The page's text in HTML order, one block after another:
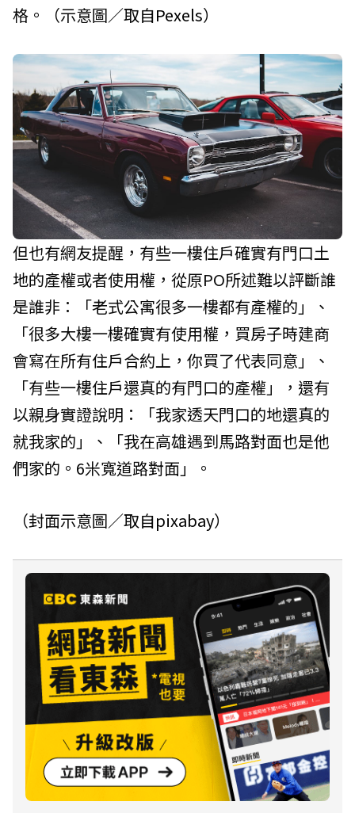
格。（示意圖／取自Pexels）
但也有網友提醒，有些一樓住戶確實有門口土
地的產權或者使用權，從原PO所述難以評斷誰
是誰非：「老式公寓很多一樓都有產權的」、
「很多大樓一樓確實有使用權，買房子時建商
會寫在所有住戶合約上，你買了代表同意」、
「有些一樓住戶還真的有門口的產權」，還有
以親身實證說明：「我家透天門口的地還真的
就我家的」、「我在高雄遇到馬路對面也是他
們家的。6米寬道路對面」。
（封面示意圖／取自pixabay）